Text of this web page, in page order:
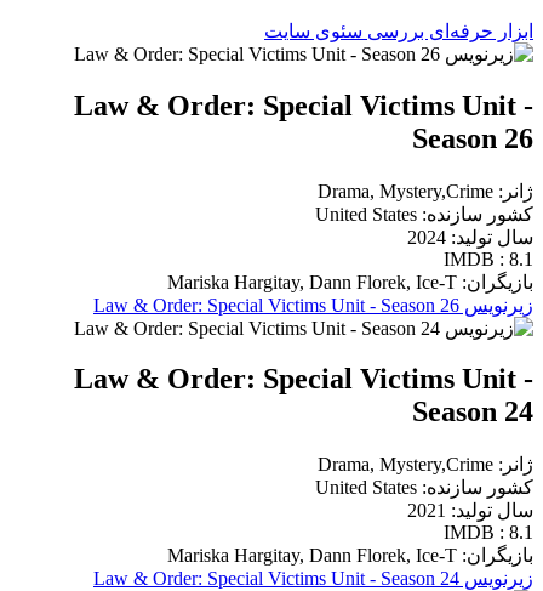
ابزار حرفه‌ای بررسی سئوی سایت
Law & Order: Special Victims Unit -
Season 26
ژانر: Drama, Mystery,Crime
کشور سازنده: United States
سال تولید: 2024
IMDB : 8.1
بازیگران: Mariska Hargitay, Dann Florek, Ice-T
زیرنویس Law & Order: Special Victims Unit - Season 26
Law & Order: Special Victims Unit -
Season 24
ژانر: Drama, Mystery,Crime
کشور سازنده: United States
سال تولید: 2021
IMDB : 8.1
بازیگران: Mariska Hargitay, Dann Florek, Ice-T
زیرنویس Law & Order: Special Victims Unit - Season 24